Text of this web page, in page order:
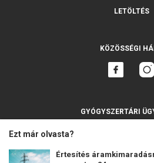
Ezt már olvasta?
Értesítés
LETÖLTÉS
KÖZÖSSÉGI
GYÓGYSZERTÁRI